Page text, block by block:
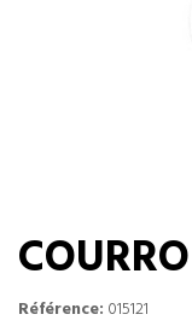
Référence: 015121